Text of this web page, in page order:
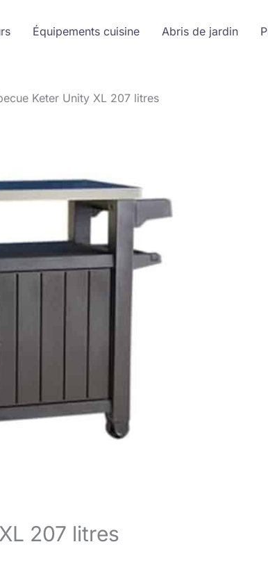
Équipements cuisine Abris de jardin
Keter Unity XL 207 litres
207 litres